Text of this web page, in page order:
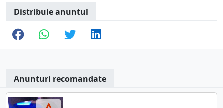
Distribuie anuntul
Anunturi recomandate